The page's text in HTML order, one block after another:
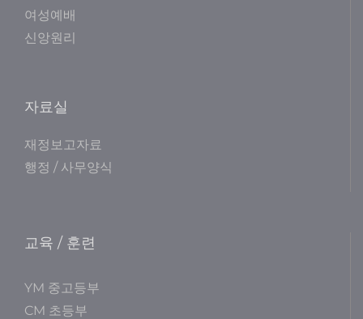
여성예배
신앙원리
자료실
재정보고자료
행정 / 사무양식
교육 / 훈련
YM 중고등부
CM 초등부